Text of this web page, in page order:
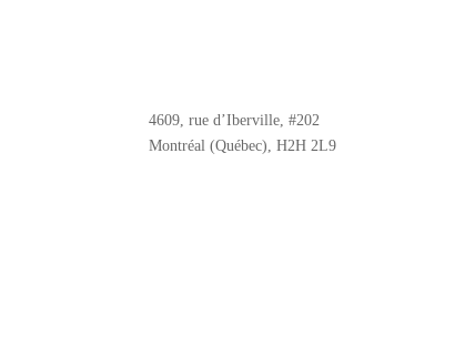
4609, rue d’Iberville, #202
Montréal (Québec), H2H 2L9